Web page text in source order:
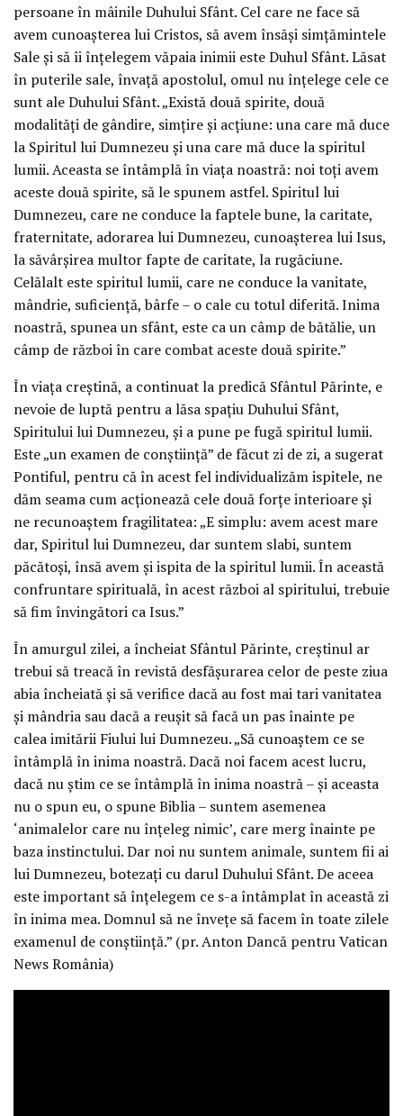
persoane în mâinile Duhului Sfânt. Cel care ne face să
avem cunoașterea lui Cristos, să avem însăși simțămintele
Sale și să îi înțelegem văpaia inimii este Duhul Sfânt. Lăsat
în puterile sale, învață apostolul, omul nu înțelege cele ce
sunt ale Duhului Sfânt. „Există două spirite, două
modalități de gândire, simțire și acțiune: una care mă duce
la Spiritul lui Dumnezeu și una care mă duce la spiritul
lumii. Aceasta se întâmplă în viața noastră: noi toți avem
aceste două spirite, să le spunem astfel. Spiritul lui
Dumnezeu, care ne conduce la faptele bune, la caritate,
fraternitate, adorarea lui Dumnezeu, cunoașterea lui Isus,
la săvârșirea multor fapte de caritate, la rugăciune.
Celălalt este spiritul lumii, care ne conduce la vanitate,
mândrie, suficiență, bârfe – o cale cu totul diferită. Inima
noastră, spunea un sfânt, este ca un câmp de bătălie, un
câmp de război în care combat aceste două spirite.”
În viața creștină, a continuat la predică Sfântul Părinte, e
nevoie de luptă pentru a lăsa spațiu Duhului Sfânt,
Spiritului lui Dumnezeu, și a pune pe fugă spiritul lumii.
Este „un examen de conștiință” de făcut zi de zi, a sugerat
Pontiful, pentru că în acest fel individualizăm ispitele, ne
dăm seama cum acționează cele două forțe interioare și
ne recunoaștem fragilitatea: „E simplu: avem acest mare
dar, Spiritul lui Dumnezeu, dar suntem slabi, suntem
păcătoși, însă avem și ispita de la spiritul lumii. În această
confruntare spirituală, în acest război al spiritului, trebuie
să fim învingători ca Isus.”
În amurgul zilei, a încheiat Sfântul Părinte, creștinul ar
trebui să treacă în revistă desfășurarea celor de peste ziua
abia încheiată și să verifice dacă au fost mai tari vanitatea
și mândria sau dacă a reușit să facă un pas înainte pe
calea imitării Fiului lui Dumnezeu. „Să cunoaștem ce se
întâmplă în inima noastră. Dacă noi facem acest lucru,
dacă nu știm ce se întâmplă în inima noastră – și aceasta
nu o spun eu, o spune Biblia – suntem asemenea
‘animalelor care nu înțeleg nimic’, care merg înainte pe
baza instinctului. Dar noi nu suntem animale, suntem fii ai
lui Dumnezeu, botezați cu darul Duhului Sfânt. De aceea
este important să înțelegem ce s-a întâmplat în această zi
în inima mea. Domnul să ne învețe să facem în toate zilele
examenul de conștiință.” (pr. Anton Dancă pentru Vatican
News România)